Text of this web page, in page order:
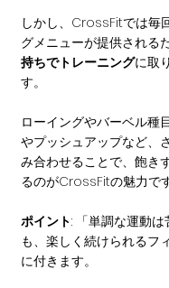
しかし、CrossFitでは毎
グメニューが提供されるた
持ちでトレーニングに取
す。
ローイングやバーベル種
やプッシュアップなど、
み合わせることで、飽き
るのがCrossFitの魅力です
ポイント: 「単調な運動
も、楽しく続けられるフ
に付きます。